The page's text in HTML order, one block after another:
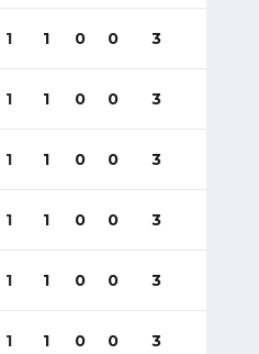
1 1 0 0 3
1 1 0 0 3
1 1 0 0 3
1 1 0 0 3
1 1 0 0 3
1 1 0 0 3